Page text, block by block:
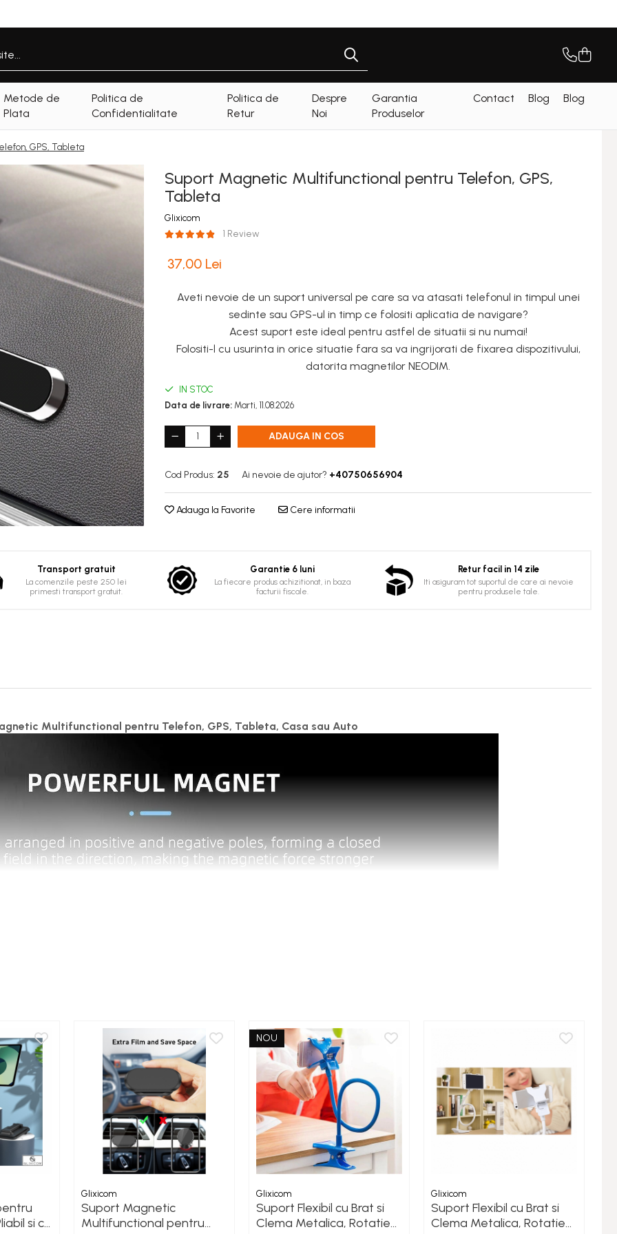
Metode de
Plata
Politica de
Confidentialitate
Politica de
Retur
Despre
Noi
Garantia
Produselor
Contact Blog Blog
GPS, Tableta
Suport Magnetic Multifunctional pentru Telefon, GPS,
Tableta
Glixicom
1 Review
37,00 Lei
Aveti nevoie de un suport universal pe care sa va atasati telefonul in timpul unei
sedinte sau GPS-ul in timp ce folositi aplicatia de navigare?
Acest suport este ideal pentru astfel de situatii si nu numai!
Folositi-l cu usurinta in orice situatie fara sa va ingrijorati de fixarea dispozitivului,
datorita magnetilor NEODIM.
IN STOC
Data de livrare: Marti, 11.08.2026
ADAUGA IN COS
Cod Produs: 25 Ai nevoie de ajutor? +40750656904
Adauga la Favorite Cere informatii
Transport gratuit
La comenzile peste 250 lei
primesti transport gratuit.
Garantie 6 luni
La fiecare produs achizitionat, in baza
facturii fiscale.
Retur facil in 14 zile
Iti asiguram tot suportul de care ai nevoie
pentru produsele tale.
Multifunctional pentru Telefon, GPS, Tableta, Casa sau Auto
si cu
Glixicom
Suport Magnetic
Multifunctional pentru
NOU
Glixicom
Suport Flexibil cu Brat si
Clema Metalica, Rotatie
Glixicom
Suport Flexibil cu Brat si
Clema Metalica, Rotatie